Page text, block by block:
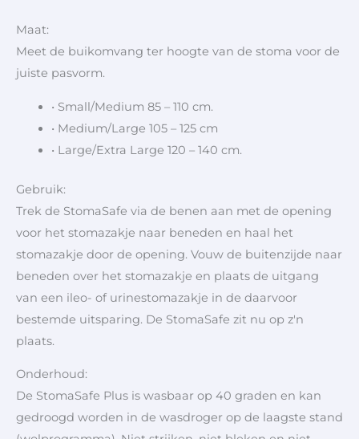
Maat:
Meet de buikomvang ter hoogte van de stoma voor de
juiste pasvorm.
• Small/Medium 85 – 110 cm.
• Medium/Large 105 – 125 cm
• Large/Extra Large 120 – 140 cm.
Gebruik:
Trek de StomaSafe via de benen aan met de opening
voor het stomazakje naar beneden en haal het
stomazakje door de opening. Vouw de buitenzijde naar
beneden over het stomazakje en plaats de uitgang
van een ileo- of urinestomazakje in de daarvoor
bestemde uitsparing. De StomaSafe zit nu op z'n
plaats.
Onderhoud:
De StomaSafe Plus is wasbaar op 40 graden en kan
gedroogd worden in de wasdroger op de laagste stand